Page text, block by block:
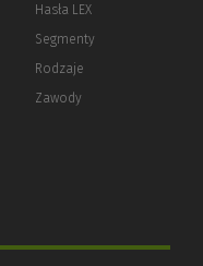
Hasła LEX
Segmenty
Rodzaje
Zawody